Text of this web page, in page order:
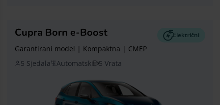
Cupra Born e-Boost Električni
Garantirani model | Kompaktna | CMEP
5 Sjedala
Automatski 5 Vrata